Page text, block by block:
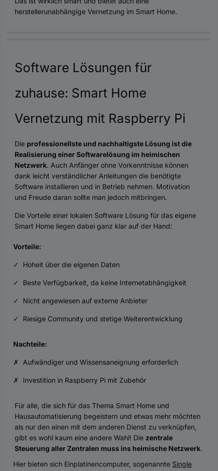
herstellerunabhängige Vernetzung im Smart Home.
Software Lösungen für
zuhause: Smart Home
Vernetzung mit Raspberry Pi
Die professionellste und nachhaltigste Lösung ist die
Realisierung einer Softwarelösung im heimischen
Netzwerk. Auch Anfänger ohne Vorkenntnisse können
dank leicht verständlicher Anleitungen die benötigte
Software installieren und in Betrieb nehmen. Motivation
und Freude daran sollte man jedoch mitbringen.
Die Vorteile einer lokalen Software Lösung für das eigene
Smart Home liegen dabei ganz klar auf der Hand:
Vorteile:
✓ Hoheit über die eigenen Daten
✓ Beste Verfügbarkeit, da keine Internetabhängigkeit
✓ Nicht angewiesen auf externe Anbieter
✓ Riesige Community und stetige Weiterentwicklung
Nachteile:
✗ Aufwändiger und Wissensaneignung erforderlich
✗ Investition in Raspberry Pi mit Zubehör
Für alle, die sich für das Thema Smart Home und
Hausautomatisierung begeistern und etwas mehr möchten
als nur den einen mit dem anderen Dienst zu verknüpfen,
gibt es wohl kaum eine andere Wahl! Die zentrale
Steuerung aller Zentralen muss ins heimische Netzwerk.
Hier bieten sich Einplatinencomputer, sogenannte Single